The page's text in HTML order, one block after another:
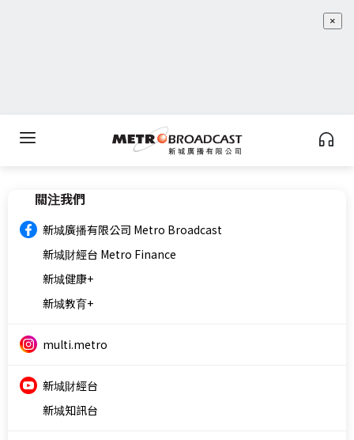
×
關注我們
新城廣播有限公司 Metro Broadcast
新城財經台 Metro Finance
新城健康+
新城教育+
multi.metro
新城財經台
新城知訊台